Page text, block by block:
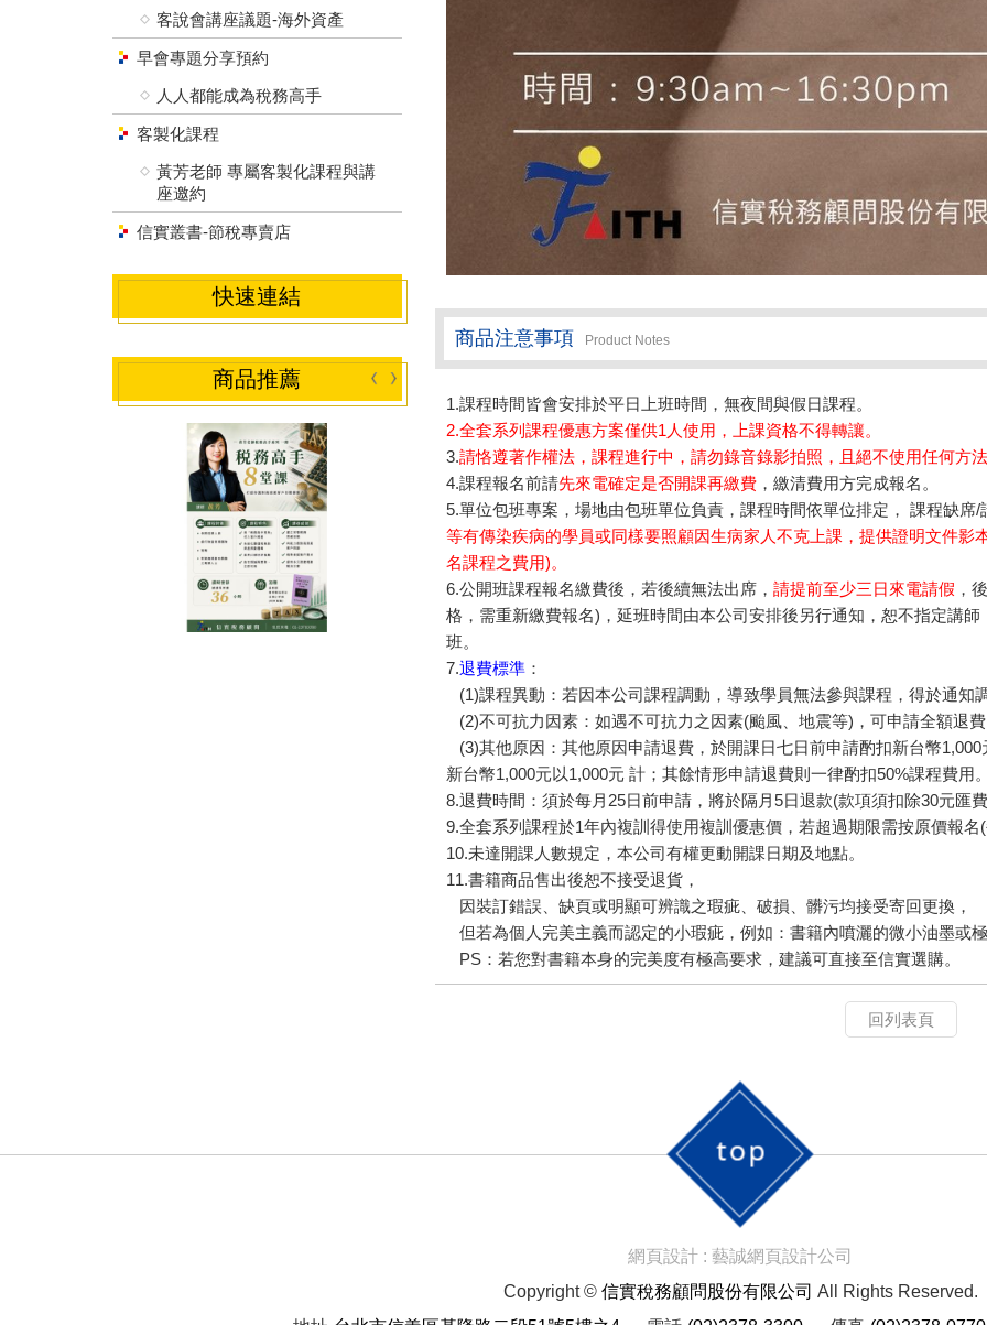
客說會講座議題-海外資產
早會專題分享預約
人人都能成為稅務高手
客製化課程
黃芳老師 專屬客製化課程與講
座邀約
信實叢書-節稅專賣店
快速連結
商品推薦
商品注意事項 Product Notes
1.課程時間皆會安排於平日上班時間，無夜間與假日課程。
2.全套系列課程優惠方案僅供1人使用，上課資格不得轉讓。
3.請恪遵著作權法，課程進行中，請勿錄音錄影拍照，且絕不使用任何方
4.課程報名前請先來電確定是否開課再繳費，繳清費用方完成報名。
5.單位包班專案，場地由包班單位負責，課程時間依單位排定， 課程缺席/
等有傳染疾病的學員或同樣要照顧因生病家人不克上課，提供證明文件影
名課程之費用)。
6.公開班課程報名繳費後，若後續無法出席， 請提前至少三日來電請假 ，
格，需重新繳費報名)，延班時間由本公司安排後另行通知，恕不指定講
班。
7.退費標準：
(1)課程異動：若因本公司課程調動，導致學員無法參與課程，得於通知
(2)不可抗力因素：如遇不可抗力之因素(颱風、地震等)，可申請全額退費
(3)其他原因：其他原因申請退費，於開課日七日前申請酌扣新台幣
新台幣1,000元以1,000元 計；其餘情形申請退費則一律酌扣50%課程費用
8.退費時間：須於每月25日前申請，將於隔月5日退款(款項須扣除30元匯
9.全套系列課程於1年內複訓得使用複訓優惠價，若超過期限需按原價報
10.未達開課人數規定，本公司有權更動開課日期及地點。
11.書籍商品售出後恕不接受退貨，
因裝訂錯誤、缺頁或明顯可辨識之瑕疵、破損、髒污均接受寄回更換，
但若為個人完美主義而認定的小瑕疵，例如：書籍內噴灑的微小油墨或
PS：若您對書籍本身的完美度有極高要求，建議可直接至信實選購。
回列表頁
網頁設計 : 藝誠網頁設計公司
Copyright © 信實稅務顧問股份有限公司 All Rights Reserved.